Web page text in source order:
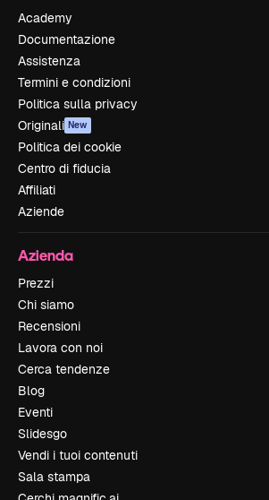
Academy
Documentazione
Assistenza
Termini e condizioni
Politica sulla privacy
Originali New
Politica dei cookie
Centro di fiducia
Affiliati
Aziende
Azienda
Prezzi
Chi siamo
Recensioni
Lavora con noi
Cerca tendenze
Blog
Eventi
Slidesgo
Vendi i tuoi contenuti
Sala stampa